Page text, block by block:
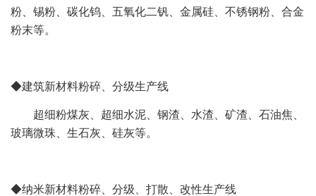
粉、锡粉、碳化钨、五氧化二钒、金属硅、不锈钢粉、合金
粉末等。
◆建筑新材料粉碎、分级生产线
超细粉煤灰、超细水泥、钢渣、水渣、矿渣、石油焦、
玻璃微珠、生石灰、硅灰等。
◆纳米新材料粉碎、分级、打散、改性生产线